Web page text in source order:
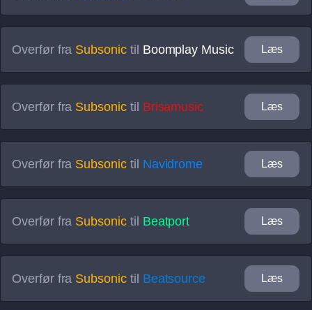
Overfør fra Subsonictil Boomplay Music Læs
Overfør fra Subsonictil Brisamusic Læs
Overfør fra Subsonictil Navidrome Læs
Overfør fra Subsonictil Beatport Læs
Overfør fra Subsonictil Beatsource Læs